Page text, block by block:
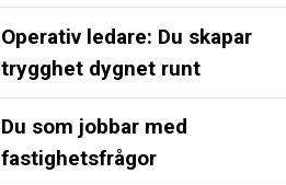
Operativ ledare: Du skapar
trygghet dygnet runt
Du som jobbar med
fastighetsfrågor